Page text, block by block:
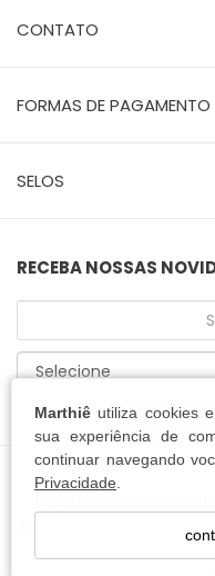
Marthiê utiliza cookies
sua experiência de
continuar navegando
Privacidade
CONTATO
FORMAS DE PAGAMENTO
SELOS
RECEBA NOSSAS
Endereço: Rua Heinrich